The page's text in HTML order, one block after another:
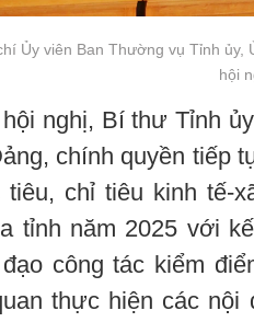
Ủy viên Ban Thường vụ Tỉnh
hội
nghị, Bí thư Tỉnh
chính quyền tiếp
tiêu, chỉ tiêu kinh tế-
tỉnh năm 2025 với
công tác kiểm
thực hiện các nội